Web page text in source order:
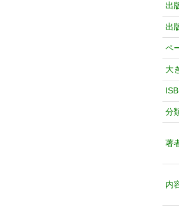
出
出
ペ
大
分
著
内